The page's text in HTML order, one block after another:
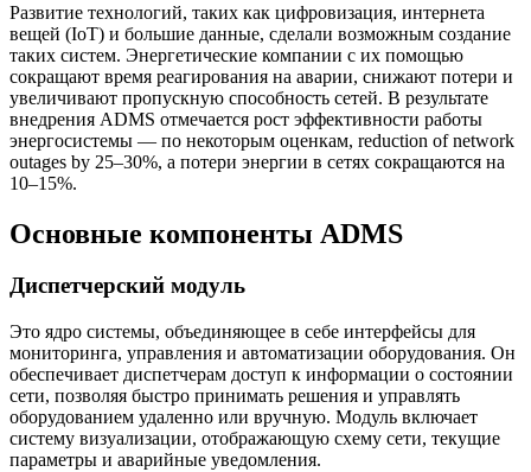
Развитие технологий, таких как цифровизация, интернета
вещей (IoT) и большие данные, сделали возможным создание
таких систем. Энергетические компании с их помощью
сокращают время реагирования на аварии, снижают потери и
увеличивают пропускную способность сетей. В результате
внедрения ADMS отмечается рост эффективности работы
энергосистемы — по некоторым оценкам, reduction of network
outages by 25–30%, а потери энергии в сетях сокращаются на
10–15%.
Основные компоненты ADMS
Диспетчерский модуль
Это ядро системы, объединяющее в себе интерфейсы для
мониторинга, управления и автоматизации оборудования. Он
обеспечивает диспетчерам доступ к информации о состоянии
сети, позволяя быстро принимать решения и управлять
оборудованием удаленно или вручную. Модуль включает
систему визуализации, отображающую схему сети, текущие
параметры и аварийные уведомления.